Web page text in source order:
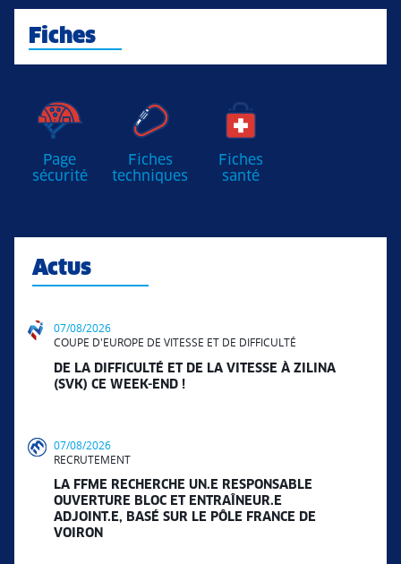
Fiches
Page
sécurité
Fiches
techniques
Fiches
santé
Actus
07/08/2026
COUPE D'EUROPE DE VITESSE ET DE DIFFICULTÉ
DE LA DIFFICULTÉ ET DE LA VITESSE À ZILINA
(SVK) CE WEEK-END !
07/08/2026
RECRUTEMENT
LA FFME RECHERCHE UN.E RESPONSABLE
OUVERTURE BLOC ET ENTRAÎNEUR.E
ADJOINT.E, BASÉ SUR LE PÔLE FRANCE DE
VOIRON